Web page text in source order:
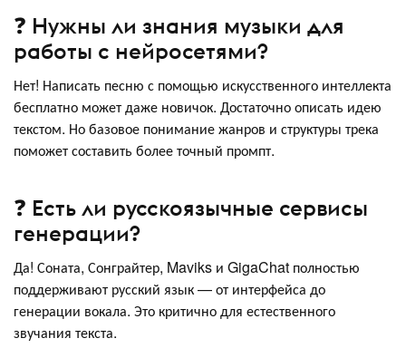
❓ Нужны ли знания музыки для
работы с нейросетями?
Нет! Написать песню с помощью искусственного интеллекта
бесплатно может даже новичок. Достаточно описать идею
текстом. Но базовое понимание жанров и структуры трека
поможет составить более точный промпт.
❓ Есть ли русскоязычные сервисы
генерации?
Да! Соната, Сонграйтер, Maviks и GigaChat полностью
поддерживают русский язык — от интерфейса до
генерации вокала. Это критично для естественного
звучания текста.